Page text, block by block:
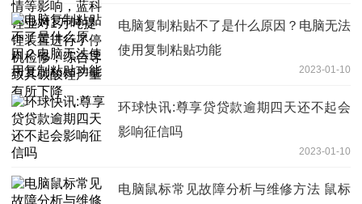
合导致其碳酸锂产量有所下降
电脑复制粘贴不了是什么原因？电脑无法
使用复制粘贴功能
2023-01-10
环球快讯:尊享贷贷款逾期四天还不起会
影响征信吗
2023-01-10
电脑鼠标常见故障分析与维修方法 鼠标